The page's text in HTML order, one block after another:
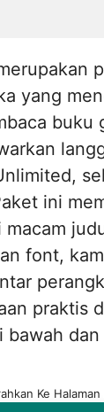
yang
buku
ini
macam
font,
praktis
bawah
Ke Halaman